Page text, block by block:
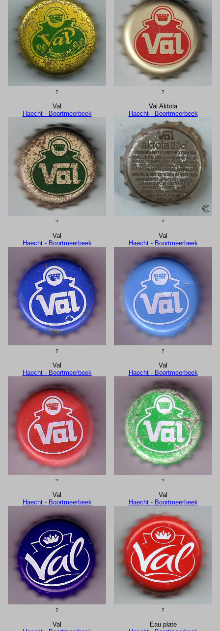
? ?
Val
Haecht - Boortmeerbeek
?
Val Aktola
Haecht - Boortmeerbeek
?
Val
Haecht - Boortmeerbeek
?
Val
Haecht - Boortmeerbeek
?
Val
Haecht - Boortmeerbeek
?
Val
Haecht - Boortmeerbeek
?
Val
Haecht - Boortmeerbeek
?
Val
Haecht - Boortmeerbeek
?
Val
Eau plate